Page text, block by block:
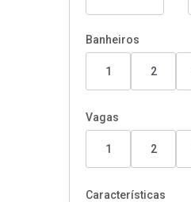
Banheiros
1 2
Vagas
1 2
Características